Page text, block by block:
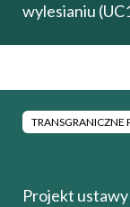
wylesianiu
TRANSGRANICZNE
Projekt